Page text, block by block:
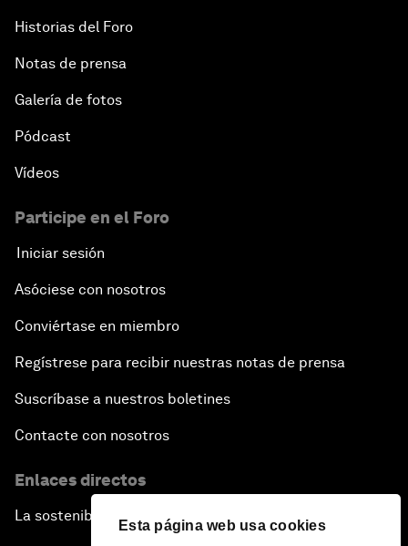
Esta página web usa cookies
Historias del Foro
Notas de prensa
Galería de fotos
Pódcast
Vídeos
Participe en el Foro
Iniciar sesión
Asóciese con nosotros
Conviértase en miembro
Regístrese para recibir nuestras notas de prensa
Suscríbase a nuestros boletines
Contacte con nosotros
Enlaces directos
La sostenibilidad en el Foro